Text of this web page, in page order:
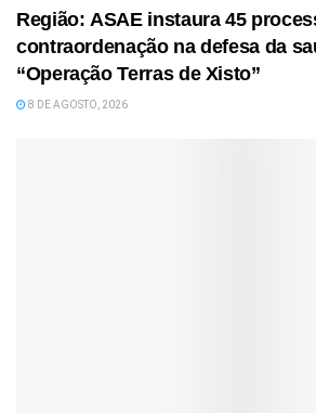
Região: ASAE instaura 45
contraordenação na defesa da
“Operação Terras de Xisto”
8 DE AGOSTO, 2026